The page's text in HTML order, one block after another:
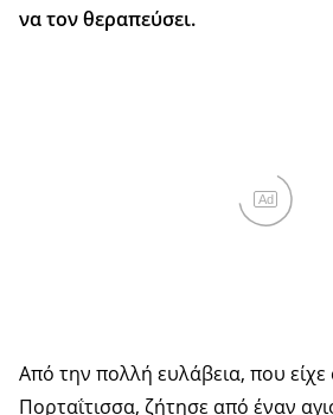
να τον θεραπεύσει.
Ad
Από την πολλή ευλάβεια, που
Πορταΐτισσα, ζήτησε από έναν